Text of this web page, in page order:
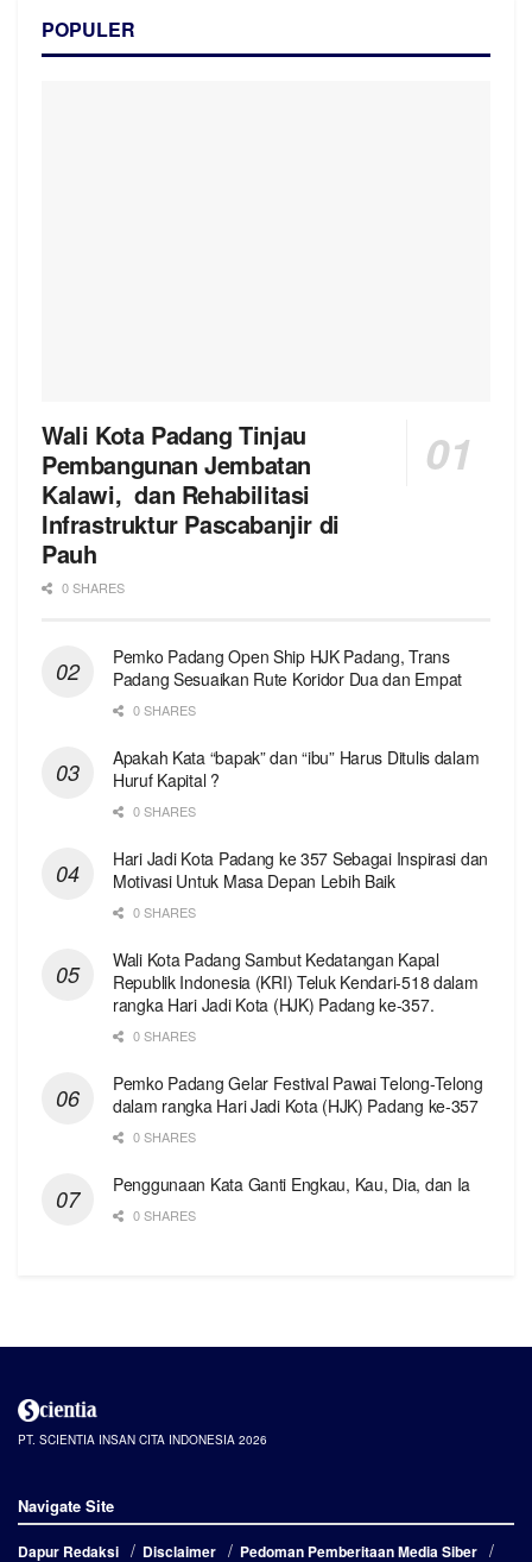
POPULER
Wali Kota Padang Tinjau
Pembangunan Jembatan
Kalawi, dan Rehabilitasi
Infrastruktur Pascabanjir di
Pauh
0 SHARES
Pemko Padang Open Ship HJK Padang, Trans
Padang Sesuaikan Rute Koridor Dua dan Empat
0 SHARES
Apakah Kata “bapak” dan “ibu” Harus Ditulis dalam
Huruf Kapital ?
0 SHARES
Hari Jadi Kota Padang ke 357 Sebagai Inspirasi dan
Motivasi Untuk Masa Depan Lebih Baik
0 SHARES
Wali Kota Padang Sambut Kedatangan Kapal
Republik Indonesia (KRI) Teluk Kendari-518 dalam
rangka Hari Jadi Kota (HJK) Padang ke-357.
0 SHARES
Pemko Padang Gelar Festival Pawai Telong-Telong
dalam rangka Hari Jadi Kota (HJK) Padang ke-357
0 SHARES
Penggunaan Kata Ganti Engkau, Kau, Dia, dan Ia
0 SHARES
PT. SCIENTIA INSAN CITA INDONESIA 2026
Navigate Site
Dapur Redaksi Disclaimer Pedoman Pemberitaan Media Siber